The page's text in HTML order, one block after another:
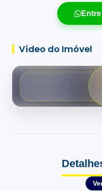
Vídeo do Imóvel